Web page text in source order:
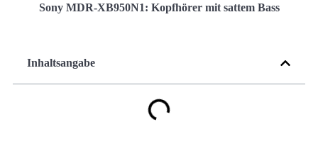
Sony MDR-XB950N1: Kopfhörer mit sattem Bass
Inhaltsangabe